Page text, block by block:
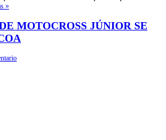
»
MOTOCROSS JÚNIOR SE